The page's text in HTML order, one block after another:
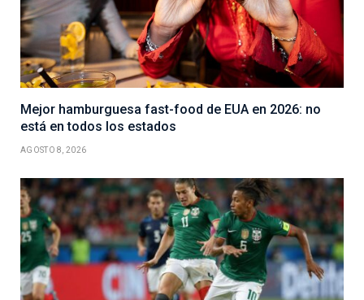
Mejor hamburguesa fast-food de EUA en 2026: no
está en todos los estados
AGOSTO 8, 2026